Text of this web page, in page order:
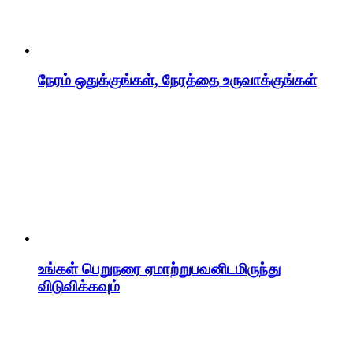
நேரம் ஒதுக்குங்கள், நேரத்தை உருவாக்குங்கள்
உங்கள் பெறுநரை ஏமாற்றுபவனிடமிருந்து
விடுவிக்கவும்